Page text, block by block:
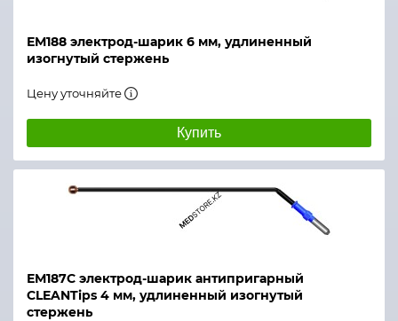
ЕМ188 электрод-шарик 6 мм, удлиненный
изогнутый стержень
Цену уточняйте
Купить
ЕМ187С электрод-шарик антипригарный
CLEANTips 4 мм, удлиненный изогнутый
стержень